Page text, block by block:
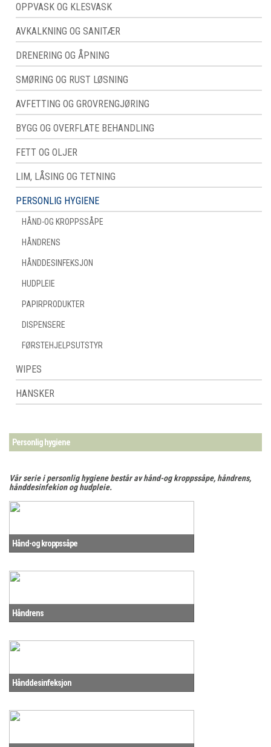
OPPVASK OG KLESVASK
AVKALKNING OG SANITÆR
DRENERING OG ÅPNING
SMØRING OG RUST LØSNING
AVFETTING OG GROVRENGJØRING
BYGG OG OVERFLATE BEHANDLING
FETT OG OLJER
LIM, LÅSING OG TETNING
PERSONLIG HYGIENE
HÅND-OG KROPPSSÅPE
HÅNDRENS
HÅNDDESINFEKSJON
HUDPLEIE
PAPIRPRODUKTER
DISPENSERE
FØRSTEHJELPSUTSTYR
WIPES
HANSKER
Personlig hygiene
Vår serie i personlig hygiene består av hånd-og kroppssåpe, håndrens,
hånddesinfekion og hudpleie.
Hånd-og kroppssåpe
Håndrens
Hånddesinfeksjon